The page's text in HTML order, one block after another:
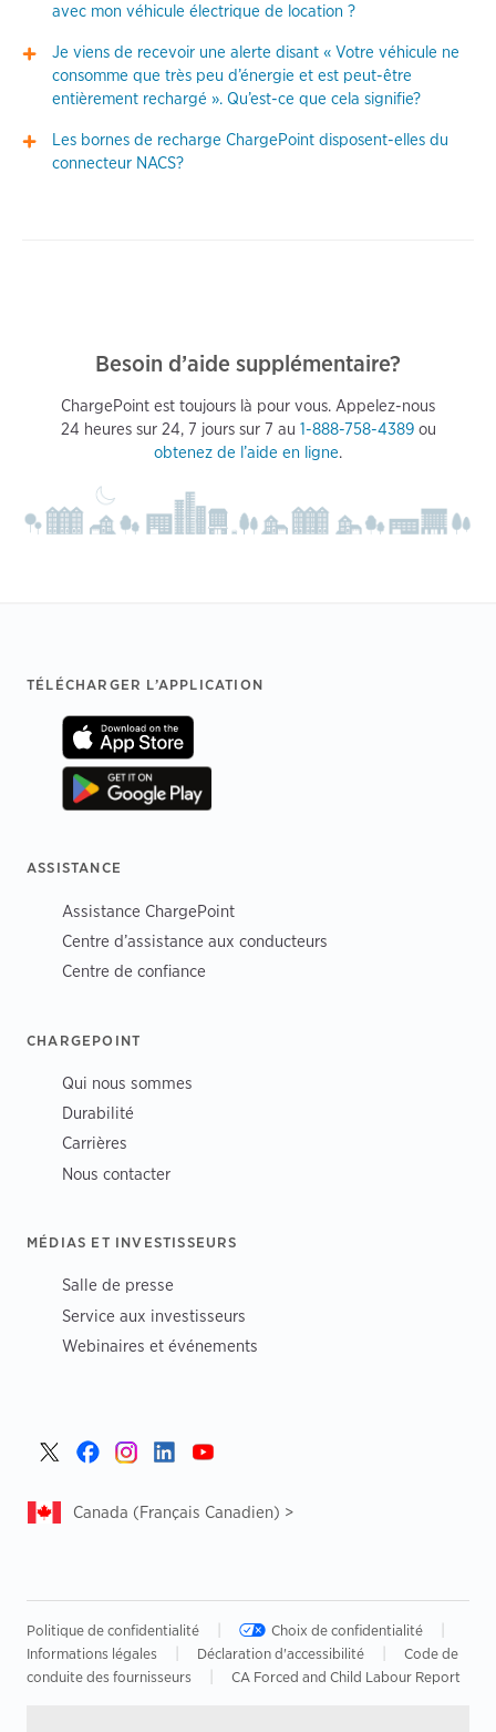
avec mon véhicule électrique de location ?
Je viens de recevoir une alerte disant « Votre véhicule ne
consomme que très peu d’énergie et est peut-être
entièrement rechargé ». Qu’est-ce que cela signifie?
Les bornes de recharge ChargePoint disposent-elles du
connecteur NACS?
Besoin d’aide supplémentaire?
ChargePoint est toujours là pour vous. Appelez-nous
24 heures sur 24, 7 jours sur 7 au 1-888-758-4389ou
obtenez de l’aide en ligne.
Footer
TÉLÉCHARGER L’APPLICATION
ASSISTANCE
Assistance ChargePoint
Centre d’assistance aux conducteurs
Centre de confiance
CHARGEPOINT
Qui nous sommes
Durabilité
Carrières
Nous contacter
MÉDIAS ET INVESTISSEURS
Salle de presse
Service aux investisseurs
Webinaires et événements
Canada (Français Canadien) >
Politique de confidentialité‌ Choix de confidentialité
Informations légales Déclaration d'accessibilité
Code de
conduite des fournisseurs
CA Forced and Child Labour Report